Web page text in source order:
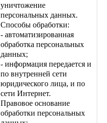
уничтожение
персональных данных.
Способы обработки:
- автоматизированная
обработка персональных
данных;
- информация передается и
по внутренней сети
юридического лица, и по
сети Интернет.
Правовое основание
обработки персональных